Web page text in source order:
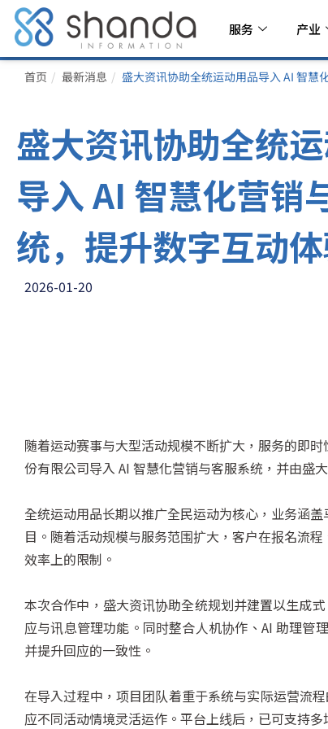
服务 产业
首页 最新消息 盛大资讯协助全统运动用品导入 AI 智慧
盛大资讯协助全统
导入 AI 智慧化营销
统，提升数字互动
2026-01-20
随着运动赛事与大型活动规模不断扩大，服务的即
份有限公司导入 AI 智慧化营销与客服系统，并由盛
全统运动用品长期以推广全民运动为核心，业务涵
目。随着活动规模与服务范围扩大，客户在报名流
效率上的限制。
本次合作中，盛大资讯协助全统规划并建置以生成
应与讯息管理功能。同时整合人机协作、AI 助理管
并提升回应的一致性。
在导入过程中，项目团队着重于系统与实际运营流
应不同活动情境灵活运作。平台上线后，已可支持